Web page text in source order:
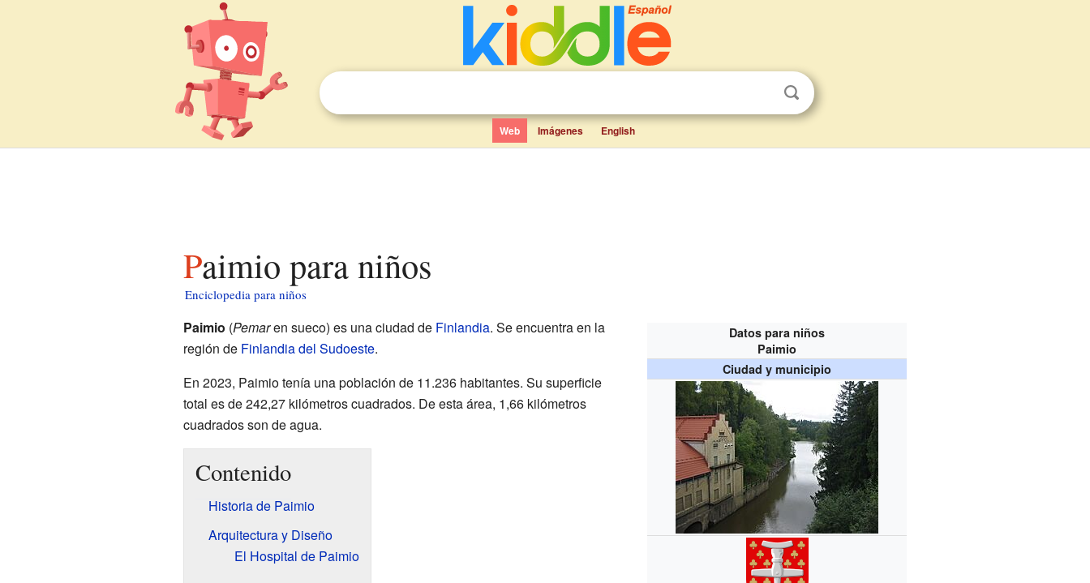
Web Imágenes English
Paimio para niños
Enciclopedia para niños
Datos para niños
Paimio
Ciudad y municipio
Paimio (Pemaren sueco) es una ciudad de Finlandia. Se encuentra en la
región de Finlandia del Sudoeste.
En 2023, Paimio tenía una población de 11.236 habitantes. Su superficie
total es de 242,27 kilómetros cuadrados. De esta área, 1,66 kilómetros
cuadrados son de agua.
Contenido
Historia de Paimio
Arquitectura y Diseño
El Hospital de Paimio